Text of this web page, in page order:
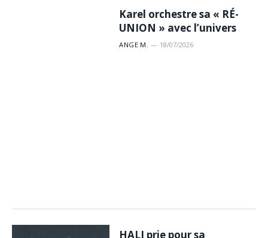
Karel orchestre sa « RÉ-
UNION » avec l’univers
ANGE M. 18/07/2026
HALI prie pour sa